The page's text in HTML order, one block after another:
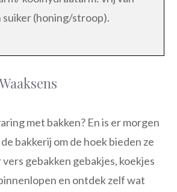
suiker (honing/stroop).
met bakken? En is er morgen
bakkerij om de hoek bieden ze
gebakken gebakjes, koekjes
en ontdek zelf wat